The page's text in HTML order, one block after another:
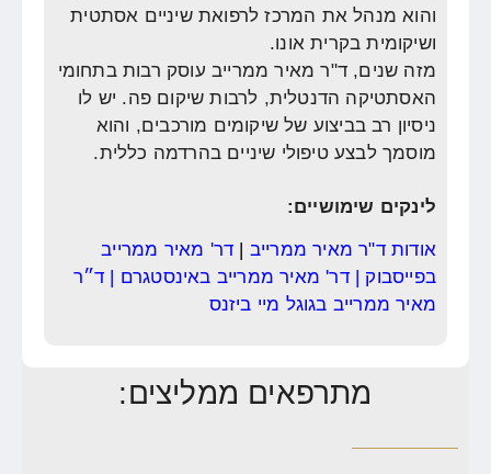
והוא מנהל את המרכז לרפואת שיניים אסתטית
ושיקומית בקרית אונו.
מזה שנים, ד"ר מאיר ממרייב עוסק רבות בתחומי
האסתטיקה הדנטלית, לרבות שיקום פה. יש לו
ניסיון רב בביצוע של שיקומים מורכבים, והוא
מוסמך לבצע טיפולי שיניים בהרדמה כללית.
לינקים שימושיים:
אודות ד"ר מאיר ממרייב | דר' מאיר ממרייב
בפייסבוק |דר' מאיר ממרייב באינסטגרם | ד״ר
מאיר ממרייב בגוגל מיי ביזנס
מתרפאים ממליצים: